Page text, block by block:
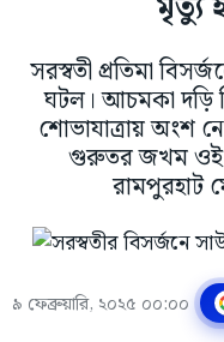
সরস্বতী প্রতিমা
ঘটল। আচমকা দড়ি
শোভাযাত্রায় অংশ
গুরুতর জখম ওই
রামপুরহাট
৯ ফেব্রুয়ারি, ২০২৫ ০০:০০